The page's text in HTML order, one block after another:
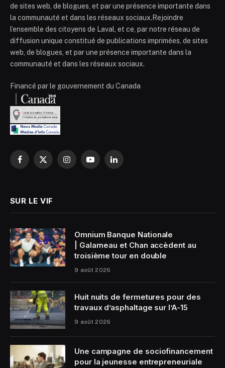
de sites web, de blogues, et par une présence importante dans
la communauté et dans les réseaux sociaux.Rejoindre
l’ensemble des citoyens de Laval, et ce, par notre réseau de
diffusion unique constitué de publications imprimées, de sites
web, de blogues, et par une présence importante dans la
communauté et dans les réseaux sociaux.
Financé par le gouvernement du Canada
Facebook
X
InstagramYouTubeLinkedIn
SUR LE VIF
Omnium Banque Nationale
| Galarneau et Chan accèdent au
troisième tour en double
9 août 2026
Huit nuits de fermetures pour des
travaux d’asphaltage sur l’A-15
9 août 2026
Une campagne de sociofinancement
pour la jeunesse entrepreneuriale